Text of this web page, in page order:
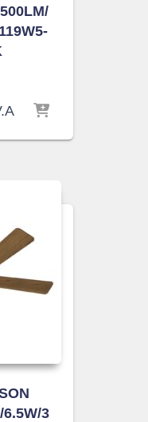
6.5W/3